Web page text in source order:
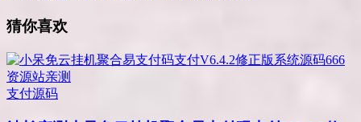
猜你喜欢
支付源码